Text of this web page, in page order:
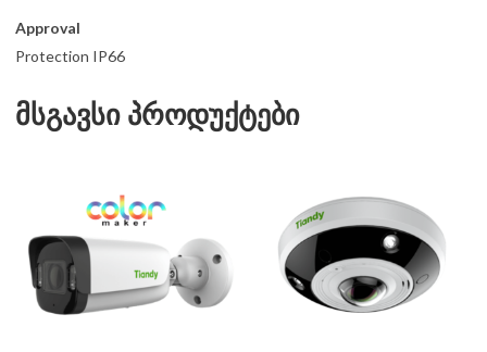
Approval
Protection IP66
მსგავსი პროდუქტები